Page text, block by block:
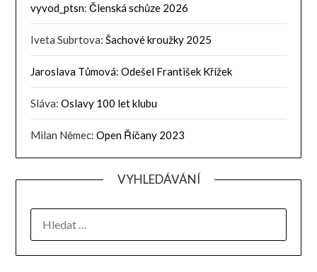
vyvod_ptsn:Členská schůze 2026
Iveta Subrtova:Šachové kroužky 2025
Jaroslava Tůmová:Odešel František Křížek
Sláva:Oslavy 100 let klubu
Milan Němec:Open Říčany 2023
VYHLEDÁVÁNÍ